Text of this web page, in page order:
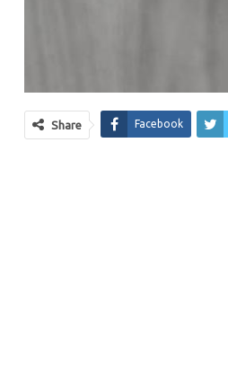
Share Facebook